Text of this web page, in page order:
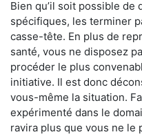
Bien qu’il soit possible
spécifiques, les terminer
casse-tête. En plus de
santé, vous ne disposez
procéder le plus
initiative. Il est donc
vous-même la situation.
expérimenté dans le
ravira plus que vous ne le